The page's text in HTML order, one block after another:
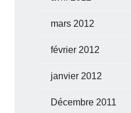
mars 2012
février 2012
janvier 2012
Décembre 2011